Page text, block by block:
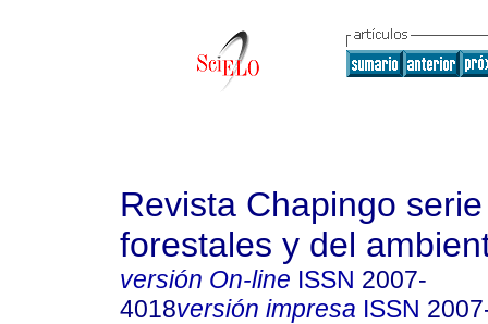
Revista Chapingo
forestales y del
versión On-line ISSN 2007-
4018versión impresa ISSN